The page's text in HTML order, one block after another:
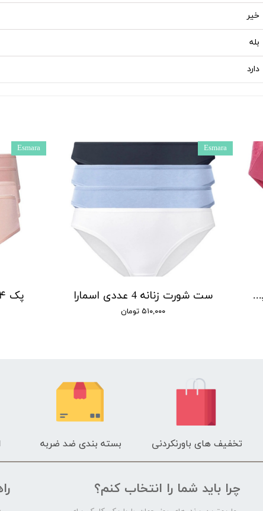
خیر
بله
دارد
پک ۴ عددی شورت زنانه اسمارا
Esmara
ست شورت زنانه 4 عددی اسمارا
۵۱۰,۰۰۰ تومان
Esmara
شورت گنی زنانه اسمارا مدل اسلیپ مجموعه دو عددی
تخفیف های باورنکردنی بسته بندی ضد ضربه
چرا باید شما را انتخاب کنم؟